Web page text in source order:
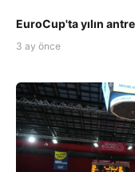
EuroCup'ta yılın
3 ay önce